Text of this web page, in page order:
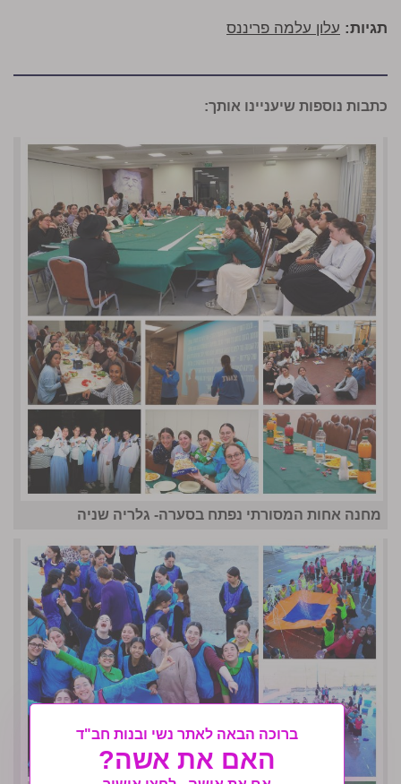
תגיות: עלון עלמה פריננס
כתבות נוספות שיעניינו אותך:
מחנה אחות המסורתי נפתח בסערה- גלריה שניה
ברוכה הבאה לאתר נשי ובנות חב"ד
האם את אשה?